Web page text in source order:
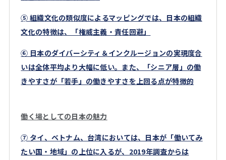
➄ 組織文化の類似度によるマッピングでは、日本の組織
文化の特徴は、「権威主義・責任回避」
⑥ 日本のダイバーシティ＆インクルージョンの実現度合
いは全体平均より大幅に低い。また、「シニア層」の働
きやすさが「若手」の働きやすさを上回る点が特徴的
働く場としての日本の魅力
➆ タイ、ベトナム、台湾においては、日本が「働いてみ
たい国・地域」の上位に入るが、2019年調査からは